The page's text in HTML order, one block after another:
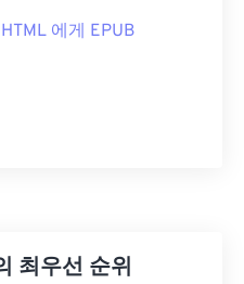
HTML 에게 EPUB
최우선 순위